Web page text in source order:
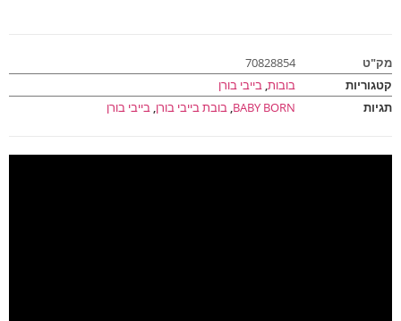
70828854
בובות,בייבי בורן
BABY BORN
,בובת בייבי בורן, בייבי בורן